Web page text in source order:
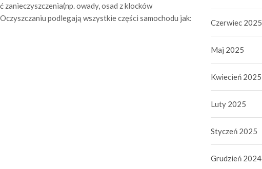
owady, osad z klocków
podlegają wszystkie części samochodu jak:
Czerwiec 2025
Maj 2025
Kwiecień 2025
Luty 2025
Styczeń 2025
Grudzień 2024